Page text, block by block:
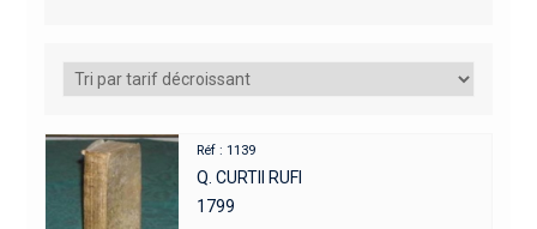
Réf : 1139
Q. CURTII RUFI
1799